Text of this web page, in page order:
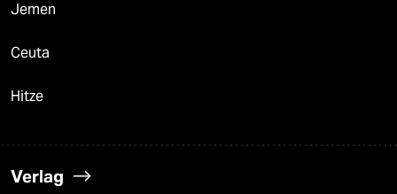
Jemen
Ceuta
Hitze
Verlag